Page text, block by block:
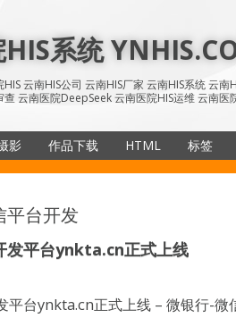
系统
云南HIS公司 云南HIS厂家 云南HIS系统 云
云南医院DeepSeek 云南医院HIS运维 云南医
影 作品下载
HTML
SiteMap
标签
平台开发
发平台ynkta.cn正式上线
平台ynkta.cn正式上线 – 微银行-微